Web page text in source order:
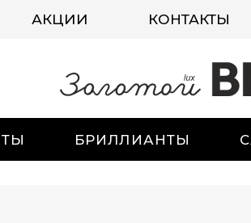
АКЦИИ КОНТАКТЫ
БРИЛЛИАНТЫ